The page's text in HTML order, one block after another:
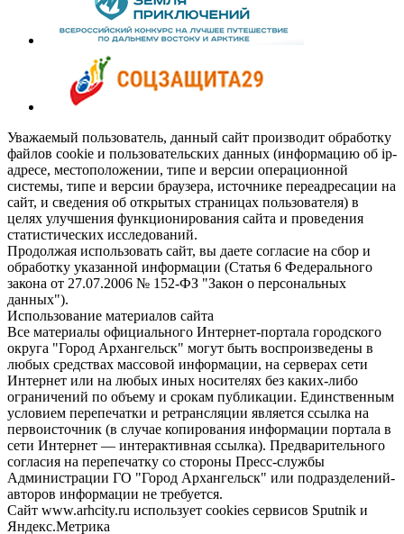
Уважаемый пользователь, данный сайт производит обработку
файлов cookie и пользовательских данных (информацию об ip-
адресе, местоположении, типе и версии операционной
системы, типе и версии браузера, источнике переадресации на
сайт, и сведения об открытых страницах пользователя) в
целях улучшения функционирования сайта и проведения
статистических исследований.
Продолжая использовать сайт, вы даете согласие на сбор и
обработку указанной информации (Статья 6 Федерального
закона от 27.07.2006 № 152-ФЗ "Закон о персональных
данных").
Использование материалов сайта
Все материалы официального Интернет-портала городского
округа "Город Архангельск" могут быть воспроизведены в
любых средствах массовой информации, на серверах сети
Интернет или на любых иных носителях без каких-либо
ограничений по объему и срокам публикации. Единственным
условием перепечатки и ретрансляции является ссылка на
первоисточник (в случае копирования информации портала в
сети Интернет — интерактивная ссылка). Предварительного
согласия на перепечатку со стороны Пресс-службы
Администрации ГО "Город Архангельск" или подразделений-
авторов информации не требуется.
Сайт www.arhcity.ru использует cookies сервисов Sputnik и
Яндекс.Метрика